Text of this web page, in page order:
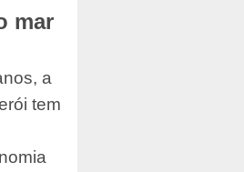
mar
a
tem